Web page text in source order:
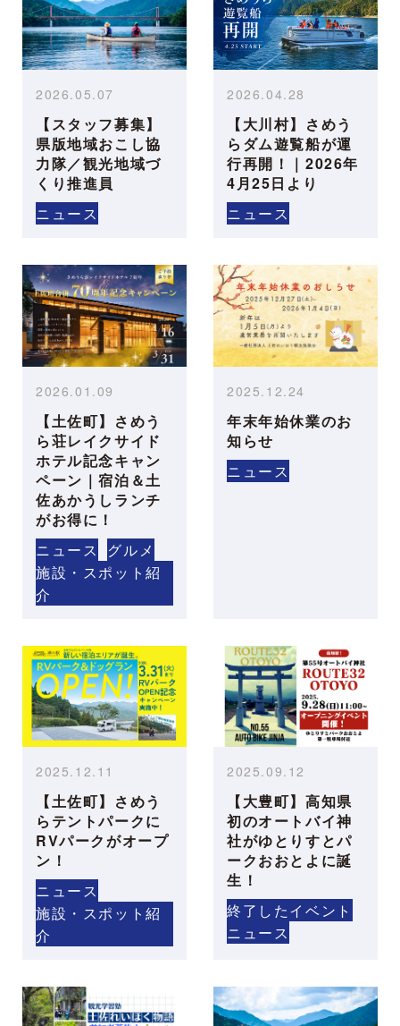
【スタッフ募集】
県版地域おこし協
力隊／観光地域づ
くり推進員
2026.05.07
ニュース
【大川村】さめう
らダム遊覧船が運
行再開！｜2026年
4月25日より
2026.04.28
ニュース
【土佐町】さめう
ら荘レイクサイド
ホテル記念キャン
ペーン｜宿泊＆土
佐あかうしランチ
がお得に！
2026.01.09
ニュース
グルメ
施設・スポット紹
介
年末年始休業のお
知らせ
2025.12.24
ニュース
【土佐町】さめう
らテントパークに
RVパークがオープ
ン！
2025.12.11
ニュース
施設・スポット紹
介
【大豊町】高知県
初のオートバイ神
社がゆとりすとパ
ークおおとよに誕
生！
2025.09.12
終了したイベント
ニュース